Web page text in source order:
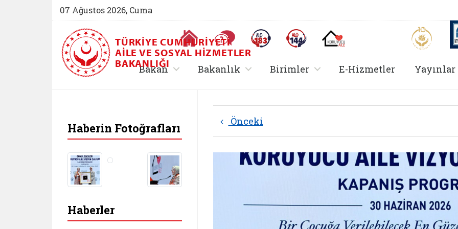
07 Ağustos 2026, Cuma
Ana Sayfa Sıkça Sorulan SorularAlo 183 (yeni sekmede açılır)Alo 144 (yeni sekmede açılır)Koruyucu Aile (yeni sekmede açılır)
AİLEM İletişim
Aile ve
TÜRKIYE CUMHURIYETI
AILE VE SOSYAL HIZMETLER
BAKANLIĞI
Bakan, alt menü içerir
Bakanlık , alt menü içerir
Birimler, alt menü içerir
E-Hizmetler Yayınlar
Önceki
Haberin Fotoğrafları
Haberler